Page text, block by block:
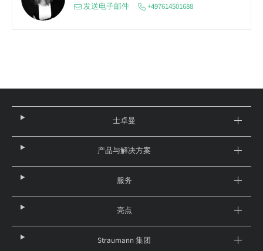
发送电子邮件 +497614501688
士卓曼
产品与解决方案
服务
亮点
Straumann 集团